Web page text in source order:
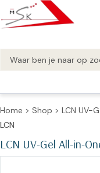
Home > Shop > LCN UV-
LCN UV-Gel All-in-
LCN